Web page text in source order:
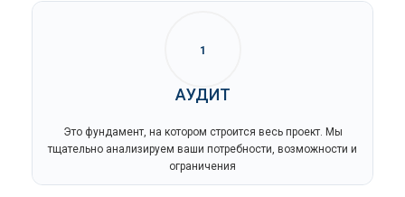
1
АУДИТ
Это фундамент, на котором строится весь проект. Мы
тщательно анализируем ваши потребности, возможности и
ограничения